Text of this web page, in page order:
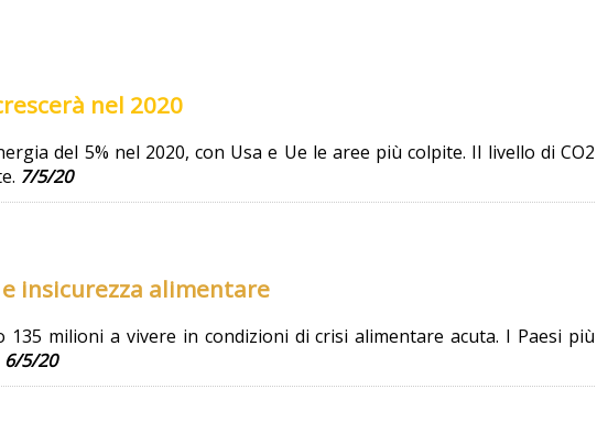
nel 2020
del 5% nel 2020, con Usa e Ue le aree più colpite. Il livello di CO2
7/5/20
insicurezza alimentare
milioni a vivere in condizioni di crisi alimentare acuta. I Paesi più
6/5/20